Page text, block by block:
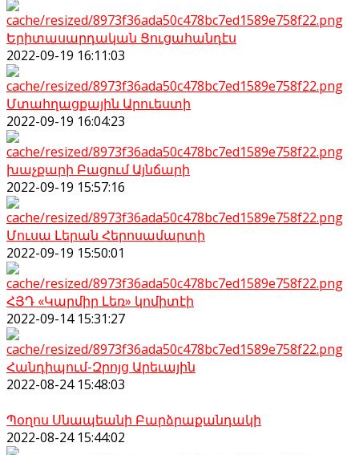
Երիտասարդական Ցուցահանդէս
2022-09-19 16:11:03
Մտահղացքային Արուեստի
2022-09-19 16:04:23
խաչքարի Բացում Այնճարի
2022-09-19 15:57:16
Մուսա Լերան Հերոսամարտի
2022-09-19 15:50:01
ՀՅԴ «Կարմիր Լեռ» կոմիտէի
2022-09-14 15:31:27
Հանդիպում-Զրոյց Արեւային
2022-08-24 15:48:03
Պօղոս Սնապեանի Բարձրաքանդակի
2022-08-24 15:44:02